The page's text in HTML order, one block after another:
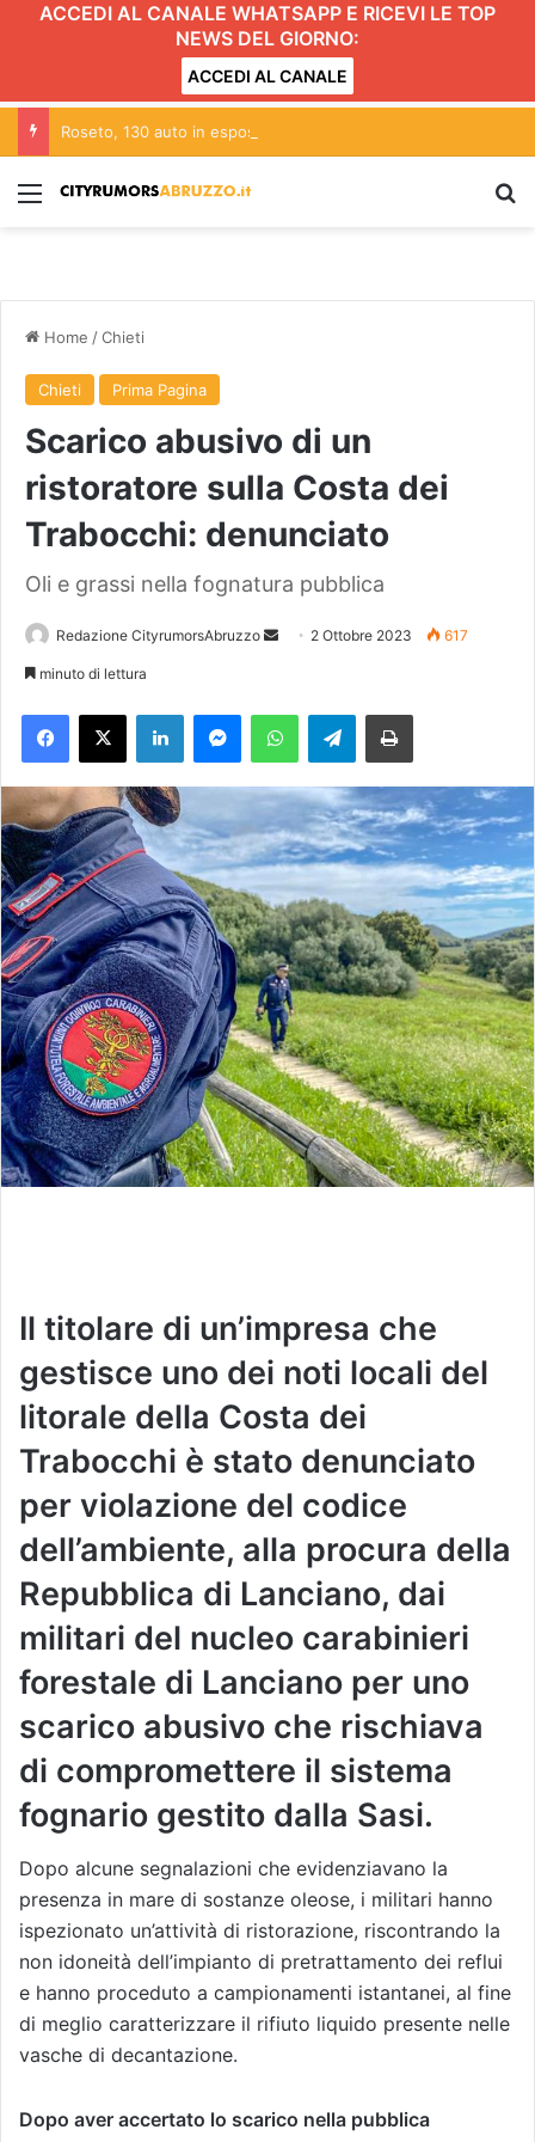
ACCEDI AL CANALE WHATSAPP E RICEVI LE TOP
NEWS DEL GIORNO:
ACCEDI AL CANALE
Menu
Home /Chieti
Chieti Prima Pagina
Scarico abusivo di un
ristoratore sulla Costa dei
Trabocchi: denunciato
Oli e grassi nella fognatura pubblica
Redazione CityrumorsAbruzzo
a
'
e
m
a
i
l
2 Ottobre 2023 617
minuto di lettura
Telegram
Il titolare di un’impresa che
gestisce uno dei noti locali del
litorale della Costa dei
Trabocchi è stato denunciato
per violazione del codice
dell’ambiente, alla procura della
Repubblica di Lanciano, dai
militari del nucleo carabinieri
forestale di Lanciano per uno
scarico abusivo che rischiava
di compromettere il sistema
fognario gestito dalla Sasi.
Dopo alcune segnalazioni che evidenziavano la
presenza in mare di sostanze oleose, i militari hanno
ispezionato un’attività di ristorazione, riscontrando la
non idoneità dell’impianto di pretrattamento dei reflui
e hanno proceduto a campionamenti istantanei, al fine
di meglio caratterizzare il rifiuto liquido presente nelle
vasche di decantazione.
Dopo aver accertato lo scarico nella pubblica